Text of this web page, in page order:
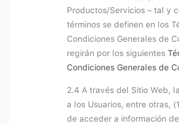
Productos/Servicios – tal y
términos se definen en los
Condiciones Generales de
regirán por los siguientes
Condiciones Generales de
2.4 A través del Sitio Web,
a los Usuarios, entre otras,
de acceder a información